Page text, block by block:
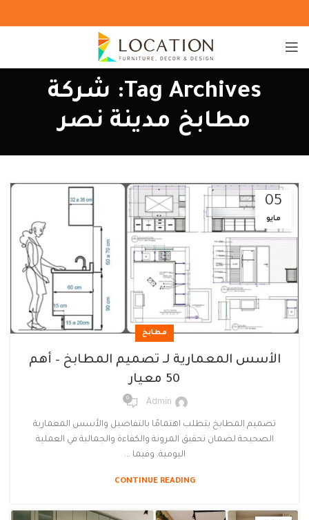
Tag Archives: شركة
مطابخ مدينة نصر
05
مايو
مطابخ
الأسس المعمارية لـ تصميم المطابخ – أهم
50 معيار
Admin
0
تصميم المطابخ يتطلب اهتمامًا بالتفاصيل والأسس المعمارية
الصحيحة لضمان تحقيق المرونة والكفاءة والجمالية في العملية
اليومية. وفيما ...
CONTINUE READING